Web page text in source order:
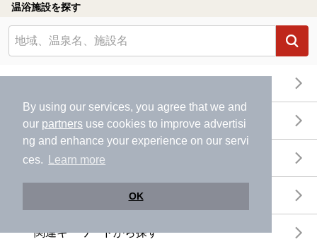
By using our services, you agree that we and
our partners use cookies to improve advertisi
ng and enhance your experience on our servi
ces.
Learn more
OK
温浴施設を探す
地図から探す
特徴から探す
関連キーワードから探す